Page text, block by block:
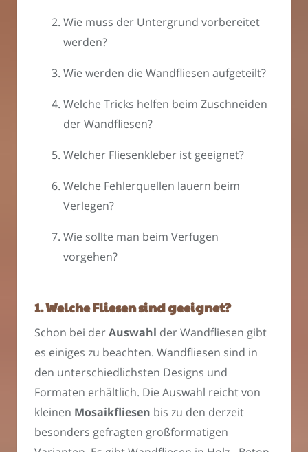
Wie muss der Untergrund vorbereitet
werden?
Wie werden die Wandfliesen aufgeteilt?
Welche Tricks helfen beim Zuschneiden
der Wandfliesen?
Welcher Fliesenkleber ist geeignet?
Welche Fehlerquellen lauern beim
Verlegen?
Wie sollte man beim Verfugen
vorgehen?
1. Welche Fliesen sind geeignet?
Schon bei derAuswahl der Wandfliesen gibt
es einiges zu beachten. Wandfliesen sind in
den unterschiedlichsten Designs und
Formaten erhältlich. Die Auswahl reicht von
kleinen Mosaikfliesen bis zu den derzeit
besonders gefragten großformatigen